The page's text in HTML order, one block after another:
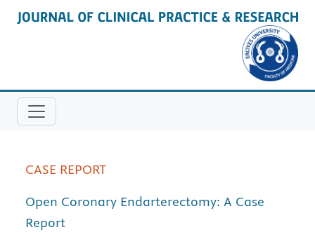
CASE REPORT
Open Coronary Endarterectomy: A Case
Report